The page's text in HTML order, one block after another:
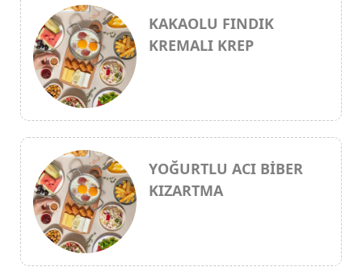
KAKAOLU FINDIK
KREMALI KREP
YOĞURTLU ACI BİBER
KIZARTMA